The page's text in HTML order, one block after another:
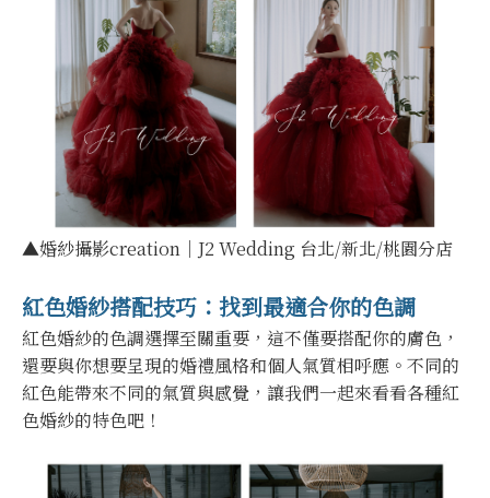
▲婚紗攝影creation｜J2 Wedding 台北/新北/桃園分店
紅色婚紗搭配技巧：找到最適合你的色調
紅色婚紗的色調選擇至關重要，這不僅要搭配你的膚色，
還要與你想要呈現的婚禮風格和個人氣質相呼應。不同的
紅色能帶來不同的氣質與感覺，讓我們一起來看看各種紅
色婚紗的特色吧！